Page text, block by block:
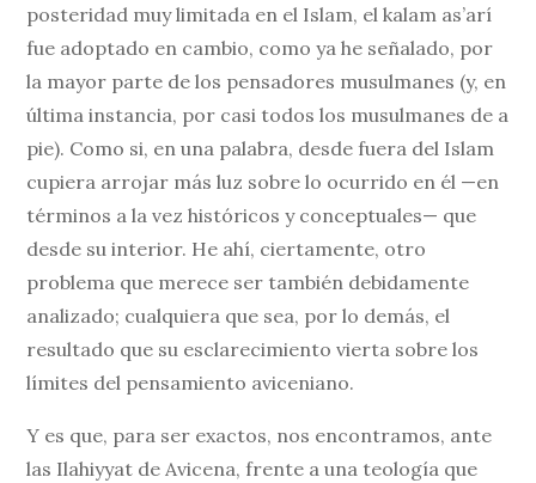
posteridad muy limitada en el Islam, el kalam as’arí
fue adoptado en cambio, como ya he señalado, por
la mayor parte de los pensadores musulmanes (y, en
última instancia, por casi todos los musulmanes de a
pie). Como si, en una palabra, desde fuera del Islam
cupiera arrojar más luz sobre lo ocurrido en él —en
términos a la vez históricos y conceptuales— que
desde su interior. He ahí, ciertamente, otro
problema que merece ser también debidamente
analizado; cualquiera que sea, por lo demás, el
resultado que su esclarecimiento vierta sobre los
límites del pensamiento aviceniano.
Y es que, para ser exactos, nos encontramos, ante
las Ilahiyyat de Avicena, frente a una teología que